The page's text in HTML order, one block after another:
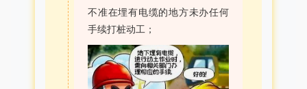
不准在埋有电缆的地方未办任何
手续打桩动工；